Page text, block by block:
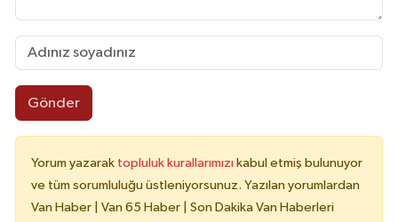
Gönder
Yorum yazarak topluluk kurallarımızı kabul etmiş bulunuyor
ve tüm sorumluluğu üstleniyorsunuz. Yazılan yorumlardan
Van Haber | Van 65 Haber | Son Dakika Van Haberleri